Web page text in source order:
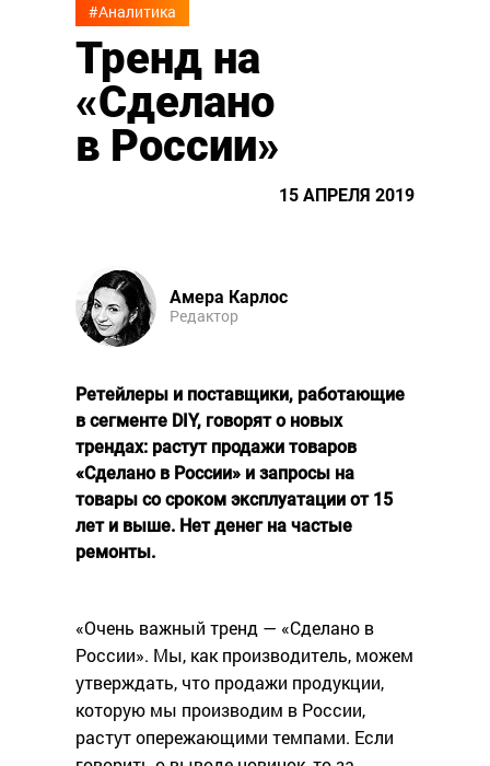
#Аналитика
Тренд на
«Сделано
в России»
15 АПРЕЛЯ 2019
Амера Карлос
Редактор
Ретейлеры и поставщики, работающие
в сегменте DIY, говорят о новых
трендах: растут продажи товаров
«Сделано в России» и запросы на
товары со сроком эксплуатации от 15
лет и выше. Нет денег на частые
ремонты.
«Очень важный тренд — «Сделано в
России». Мы, как производитель, можем
утверждать, что продажи продукции,
которую мы производим в России,
растут опережающими темпами. Если